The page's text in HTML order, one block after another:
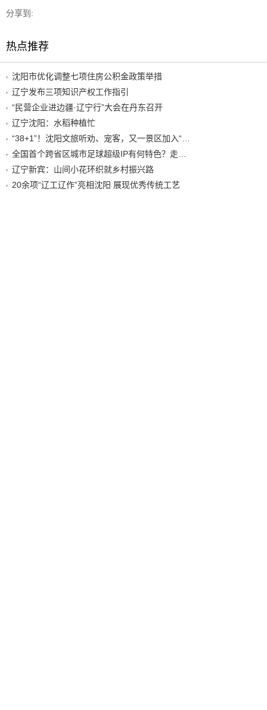
分享到:
热点推荐
沈阳市优化调整七项住房公积金政策举措
辽宁发布三项知识产权工作指引
“民营企业进边疆·辽宁行”大会在丹东召开
辽宁沈阳：水稻种植忙
辽宁新宾：山间小花环织就乡村振兴路
20余项“辽工辽作”亮相沈阳 展现优秀传统工艺